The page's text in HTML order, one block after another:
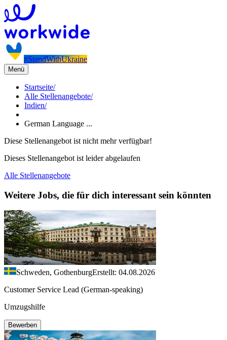
#StandWithUkraine
Menü
Startseite/
Alle Stellenangebote/
Indien/
German Language ...
Diese Stellenangebot ist nicht mehr verfügbar!
Dieses Stellenangebot ist leider abgelaufen
Alle Stellenangebote
Weitere Jobs, die für dich interessant sein könnten
Schweden, GothenburgErstellt: 04.08.2026
Customer Service Lead (German-speaking)
Umzugshilfe
Bewerben